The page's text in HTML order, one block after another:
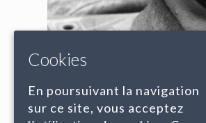
Cookies
En poursuivant la navigation
sur ce site, vous acceptez